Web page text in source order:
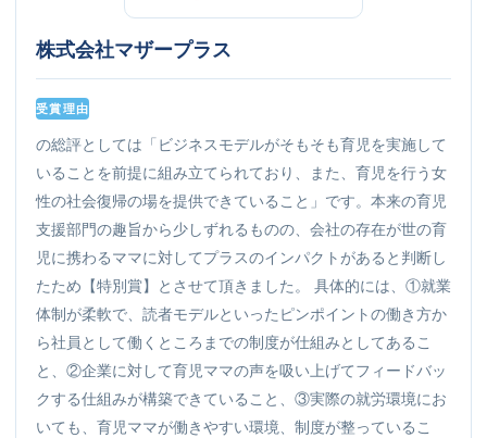
株式会社マザープラス
受賞理由
の総評としては「ビジネスモデルがそもそも育児を実施して
いることを前提に組み立てられており、また、育児を行う女
性の社会復帰の場を提供できていること」です。本来の育児
支援部門の趣旨から少しずれるものの、会社の存在が世の育
児に携わるママに対してプラスのインパクトがあると判断し
たため【特別賞】とさせて頂きました。 具体的には、①就業
体制が柔軟で、読者モデルといったピンポイントの働き方か
ら社員として働くところまでの制度が仕組みとしてあるこ
と、②企業に対して育児ママの声を吸い上げてフィードバッ
クする仕組みが構築できていること、③実際の就労環境にお
いても、育児ママが働きやすい環境、制度が整っているこ